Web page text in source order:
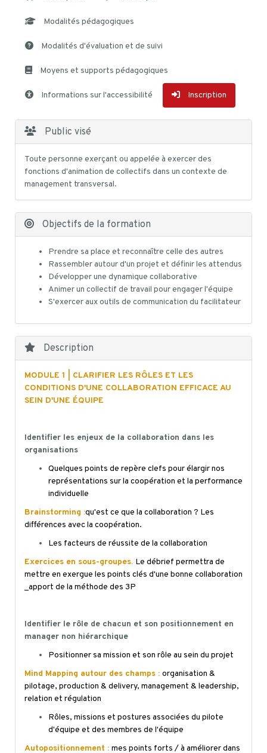
Modalités pédagogiques
Modalités d'évaluation et de suivi
Moyens et supports pédagogiques
Informations sur l'accessibilité Inscription
Public visé
Toute personne exerçant ou appelée à exercer des
fonctions d'animation de collectifs dans un contexte de
management transversal.
Objectifs de la formation
Prendre sa place et reconnaître celle des autres
Rassembler autour d'un projet et définir les attendus
Développer une dynamique collaborative
Animer un collectif de travail pour engager l'équipe
S'exercer aux outils de communication du facilitateur
Description
MODULE 1 | CLARIFIER LES RÔLES ET LES
CONDITIONS D'UNE COLLABORATION EFFICACE AU
SEIN D'UNE ÉQUIPE
Identifier les enjeux de la collaboration dans les
organisations
Quelques points de repère clefs pour élargir nos
représentations sur la coopération et la performance
individuelle
Brainstorming :qu'est ce que la collaboration ? Les
différences avec la coopération.
Les facteurs de réussite de la collaboration
Exercices en sous-groupes. Le débrief permettra de
mettre en exergue les points clés d'une bonne collaboration
_apport de la méthode des 3P
Identifier le rôle de chacun et son positionnement en
manager non hiérarchique
Positionner sa mission et son rôle au sein du projet
Mind Mapping autour des champs : organisation &
pilotage, production & delivery, management & leadership,
relation et régulation
Rôles, missions et postures associées du pilote
d'équipe et des membres de l'équipe
Autopositionnement : mes points forts / à améliorer dans